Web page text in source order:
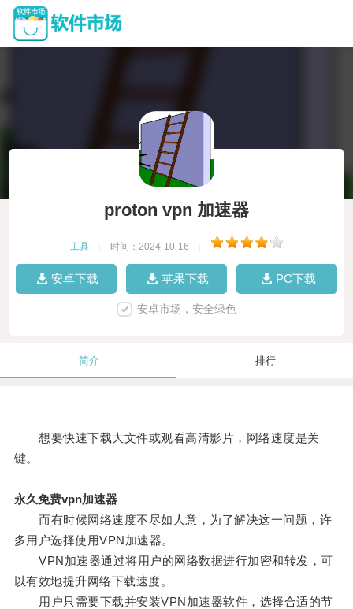
proton vpn 加速器
工具 时间：2024-10-16
安卓下载 苹果下载 PC下载
安卓市场，安全绿色
简介 排行
想要快速下载大文件或观看高清影片，网络速度是关
键。
永久免费vpn加速器
而有时候网络速度不尽如人意，为了解决这一问题，许
多用户选择使用VPN加速器。
VPN加速器通过将用户的网络数据进行加密和转发，可
以有效地提升网络下载速度。
用户只需要下载并安装VPN加速器软件，选择合适的节